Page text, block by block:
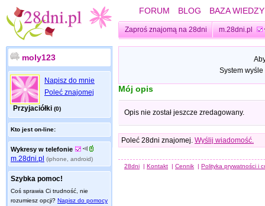
FORUM BLOG BAZA WIEDZY
Zaproś znajomą na 28dni m.28dni.pl
moly123
Napisz do mnie
Poleć znajomej
Przyjaciółki (0)
Kto jest on-line:
Wykresy w telefonie
m.28dni.pl (iphone, android)
Szybka pomoc!
Coś sprawia Ci trudność, nie
rozumiesz opcji? Napisz do pomocy
System
Mój opis
Opis nie został jeszcze zredagowany.
Poleć 28dni znajomej. Wyślij wiadomość.
28dni | Kontakt | Cennik | Polityka prywatności i